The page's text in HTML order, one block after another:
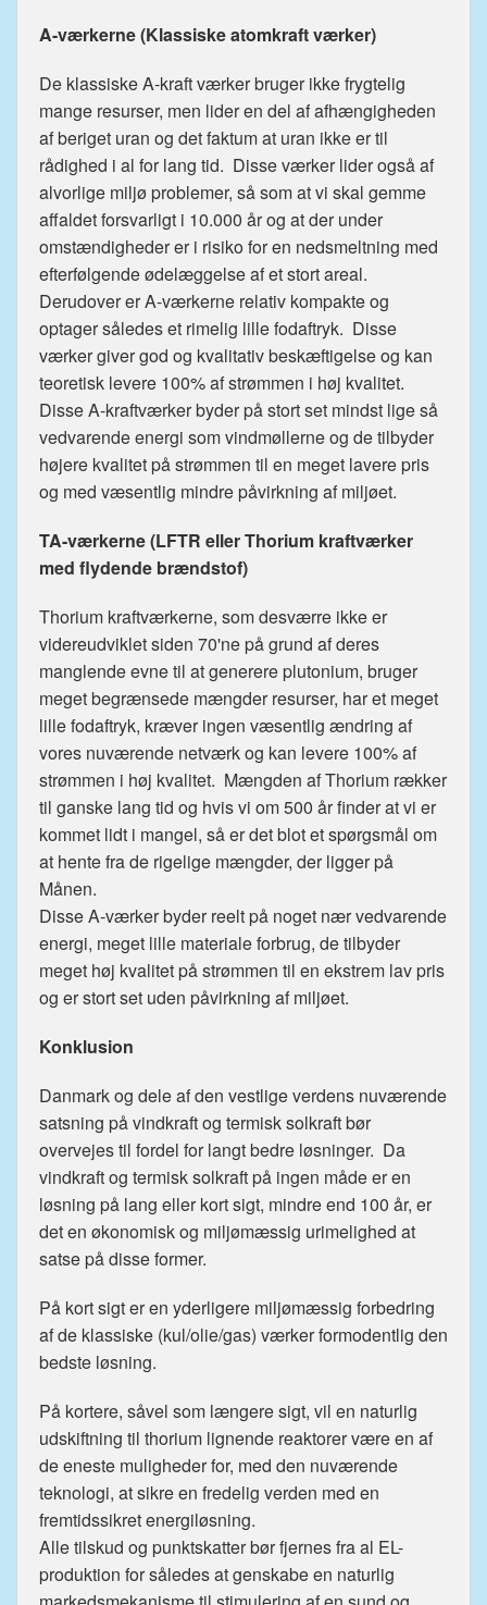
A-værkerne (Klassiske atomkraft værker)
De klassiske A-kraft værker bruger ikke frygtelig
mange resurser, men lider en del af afhængigheden
af beriget uran og det faktum at uran ikke er til
rådighed i al for lang tid. Disse værker lider også af
alvorlige miljø problemer, så som at vi skal gemme
affaldet forsvarligt i 10.000 år og at der under
omstændigheder er i risiko for en nedsmeltning med
efterfølgende ødelæggelse af et stort areal.
Derudover er A-værkerne relativ kompakte og
optager således et rimelig lille fodaftryk. Disse
værker giver god og kvalitativ beskæftigelse og kan
teoretisk levere 100% af strømmen i høj kvalitet.
Disse A-kraftværker byder på stort set mindst lige så
vedvarende energi som vindmøllerne og de tilbyder
højere kvalitet på strømmen til en meget lavere pris
og med væsentlig mindre påvirkning af miljøet.
TA-værkerne (LFTR eller Thorium kraftværker
med flydende brændstof)
Thorium kraftværkerne, som desværre ikke er
videreudviklet siden 70'ne på grund af deres
manglende evne til at generere plutonium, bruger
meget begrænsede mængder resurser, har et meget
lille fodaftryk, kræver ingen væsentlig ændring af
vores nuværende netværk og kan levere 100% af
strømmen i høj kvalitet. Mængden af Thorium rækker
til ganske lang tid og hvis vi om 500 år finder at vi er
kommet lidt i mangel, så er det blot et spørgsmål om
at hente fra de rigelige mængder, der ligger på
Månen.
Disse A-værker byder reelt på noget nær vedvarende
energi, meget lille materiale forbrug, de tilbyder
meget høj kvalitet på strømmen til en ekstrem lav pris
og er stort set uden påvirkning af miljøet.
Konklusion
Danmark og dele af den vestlige verdens nuværende
satsning på vindkraft og termisk solkraft bør
overvejes til fordel for langt bedre løsninger. Da
vindkraft og termisk solkraft på ingen måde er en
løsning på lang eller kort sigt, mindre end 100 år, er
det en økonomisk og miljømæssig urimelighed at
satse på disse former.
På kort sigt er en yderligere miljømæssig forbedring
af de klassiske (kul/olie/gas) værker formodentlig den
bedste løsning.
På kortere, såvel som længere sigt, vil en naturlig
udskiftning til thorium lignende reaktorer være en af
de eneste muligheder for, med den nuværende
teknologi, at sikre en fredelig verden med en
fremtidssikret energiløsning.
Alle tilskud og punktskatter bør fjernes fra al EL-
produktion for således at genskabe en naturlig